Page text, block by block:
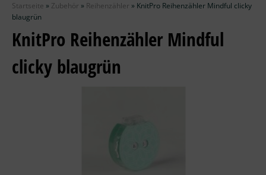
Wolle
Stricknadeln
Knüpfpackungen
Startseite » Zubehör » Reihenzähler » KnitPro Reihenzähler Mindful clicky
blaugrün
KnitPro Reihenzähler Mindful
clicky blaugrün